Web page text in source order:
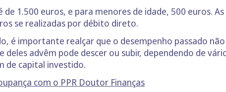
1.500 euros, e para menores de idade, 500 euros. As
se realizadas por débito direto.
é importante realçar que o desempenho passado
advêm pode descer ou subir, dependendo de
de capital investido.
com o PPR Doutor Finanças